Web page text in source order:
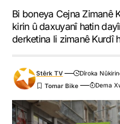
Bi boneya Cejna Zimanê
kirin û daxuyanî hatin
derketina li zimanê Kurdî
Stêrk TV
Dîroka
Dema